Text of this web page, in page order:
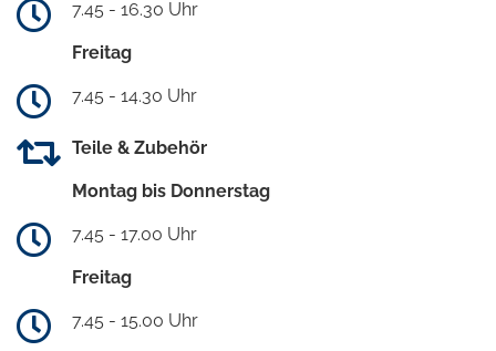
7.45 - 16.30 Uhr
Freitag
7.45 - 14.30 Uhr
Teile & Zubehör
Montag bis Donnerstag
7.45 - 17.00 Uhr
Freitag
7.45 - 15.00 Uhr